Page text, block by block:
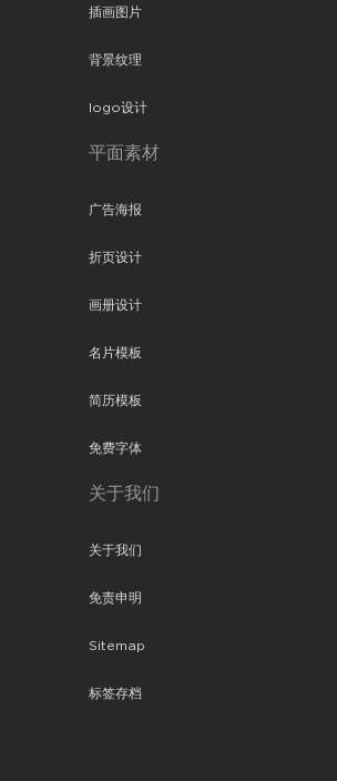
插画图片
背景纹理
logo设计
平面素材
广告海报
折页设计
画册设计
名片模板
简历模板
免费字体
关于我们
关于我们
免责申明
Sitemap
标签存档